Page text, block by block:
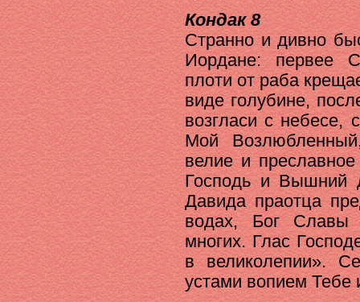
Кондак 8
Странно и дивно
Иордане: первее
плоти от раба
виде голубине,
возгласи с небесе,
Мой
велие и
Господь и Вышний
Давида праотца
водах, Бог Славы
многих. Глас
в великолепии».
устами вопием